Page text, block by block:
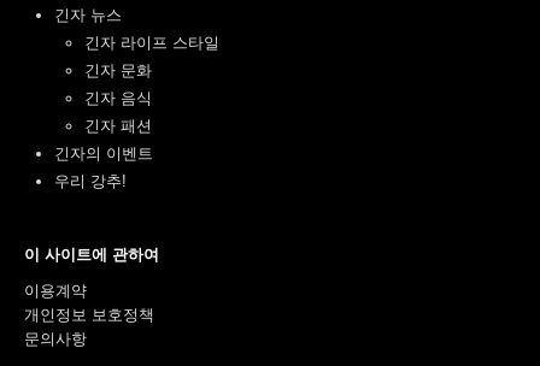
긴자 뉴스
긴자 라이프 스타일
긴자 문화
긴자 음식
긴자 패션
긴자의 이벤트
우리 강추!
이 사이트에 관하여
이용계약
개인정보 보호정책
문의사항